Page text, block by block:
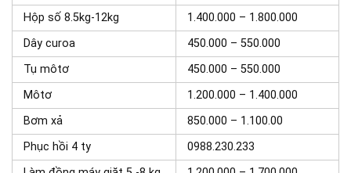
Hộp số 8.5kg-12kg
1.400.000 – 1.800.000
Dây curoa
450.000 – 550.000
Tụ môtơ
450.000 – 550.000
Môtơ
1.200.000 – 1.400.000
Bơm xả
850.000 – 1.100.00
Phục hồi 4 ty
0988.230.233